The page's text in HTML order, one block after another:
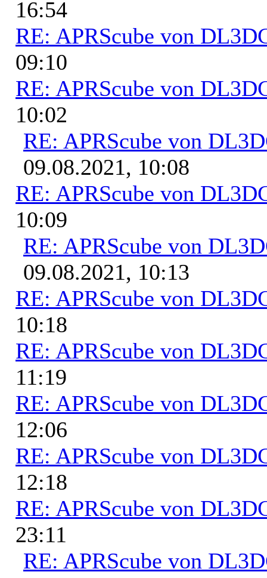
16:54
RE: APRScube von
09:10
RE: APRScube von
10:02
RE: APRScube von
09.08.2021, 10:08
RE: APRScube von
10:09
RE: APRScube von
09.08.2021, 10:13
RE: APRScube von
10:18
RE: APRScube von
11:19
RE: APRScube von
12:06
RE: APRScube von
12:18
RE: APRScube von
23:11
RE: APRScube von